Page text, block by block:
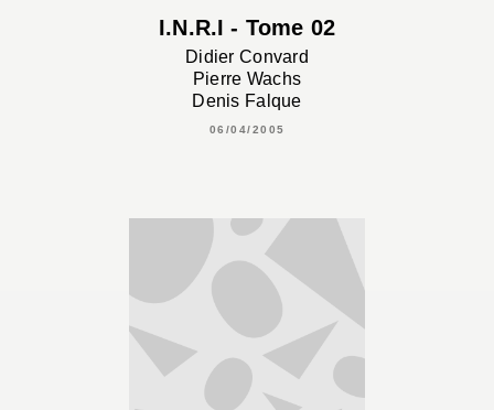
I.N.R.I - Tome 02
Didier Convard
Pierre Wachs
Denis Falque
06/04/2005